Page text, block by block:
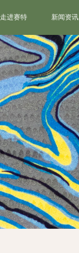
走进赛特 新闻资讯